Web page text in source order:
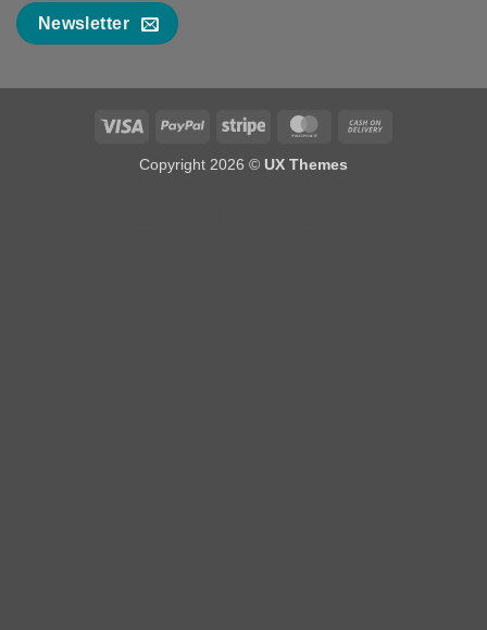
Newsletter
Visa PayPal Stripe MasterCard
Copyright 2026 © UX Themes